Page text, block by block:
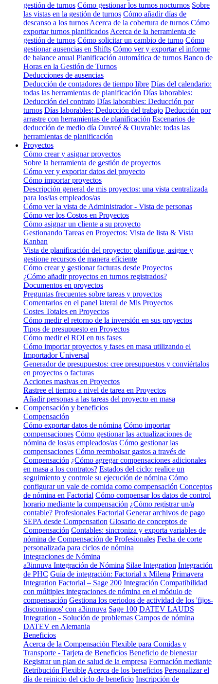
gestión de turnos Cómo gestionar los turnos nocturnos Sobre
las vistas en la gestión de turnos Cómo añadir días de
descanso a los turnos Acerca de la cobertura de turnos Cómo
exportar turnos planificados Acerca de la herramienta de
gestión de turnos Cómo solicitar un cambio de turno Cómo
gestionar ausencias en Shifts Cómo ver y exportar el informe
de balance anual Planificación automática de turnos Banco de
Horas en la Gestión de Turnos
Deducciones de ausencias
Deducción de contadores de tiempo libre Días del calendario:
todas las herramientas de planificación Días laborables:
Deducción del contrato Días laborables: Deducción por
turnos Días laborables: Deducción del trabajo Deducción por
arrastre con herramientas de planificación Escenarios de
deducción de medio día Ouvreé & Ouvrable: todas las
herramientas de planificación
Proyectos
Cómo crear y asignar proyectos
Sobre la herramienta de gestión de proyectos
Cómo ver y exportar datos del proyecto
Cómo importar proyectos
Descripción general de mis proyectos: una vista centralizada
para los/las empleados/as
Cómo ver la vista de Administrador - Vista de personas
Cómo ver los Costos en Proyectos
Cómo asignar un cliente a su proyecto
Gestionando Tareas en Proyectos: Vista de lista & Vista
Kanban
Vista de planificación del proyecto: planifique, asigne y
gestione recursos de manera eficiente
Cómo crear y gestionar facturas desde Proyectos
¿Cómo añadir proyectos en turnos registrados?
Documentos en proyectos
Preguntas frecuentes sobre tareas y proyectos
Comentarios en el panel lateral de Mis Proyectos
Costes Totales en Proyectos
Cómo medir el retorno de la inversión en sus proyectos
Tipos de presupuesto en Proyectos
Cómo medir el ROI en tus fases
Cómo importar proyectos y fases en masa utilizando el
Importador Universal
Generador de presupuestos: cree presupuestos y conviértalos
en proyectos o facturas
Acciones masivas en Proyectos
Rastree el tiempo a nivel de tarea en Proyectos
Añadir personas a las tareas del proyecto en masa
Compensación y beneficios
Compensación
Cómo exportar datos de nómina Cómo importar
compensaciones Cómo gestionar las actualizaciones de
nómina de los/as empleados/as Cómo gestionar las
compensaciones Cómo reembolsar gastos a través de
Compensación ¿Cómo agregar compensaciones adicionales
en masa a los contratos? Estados del ciclo: realice un
seguimiento y controle su ejecución de nómina Cómo
configurar un vale de comida como compensación Conceptos
de nómina en Factorial Cómo compensar los datos de control
horario mediante la compensación ¿Cómo registrar un/a
contable? Profesionales Factorial Generar archivos de pago
SEPA desde Compensation Glosario de conceptos de
Compensación Contables: sincroniza y exporta variables de
nómina de Compensación de Profesionales Fecha de corte
personalizada para ciclos de nómina
Integraciones de Nómina
a3innuva Integración de Nómina Silae Integration Integración
de PHC Guía de integración: Factorial x Milena Primavera
Integration Factorial – Sage 200 Integración Compatibilidad
con múltiples integraciones de nómina en el módulo de
compensación Gestiona los periodos de actividad de los 'fijos-
discontinuos' con a3innuva Sage 100 DATEV LAUDS
Integration - Solución de problemas Campos de nómina
DATEV en Alemania
Beneficios
Acerca de la Compensación Flexible para Comidas y
Transporte - Tarjeta de Beneficios Beneficio de bienestar
Registrar un plan de salud de la empresa Formación mediante
Retribución Flexible Acerca de los beneficios Personalizar el
día de reinicio del ciclo de beneficio Inscripción de